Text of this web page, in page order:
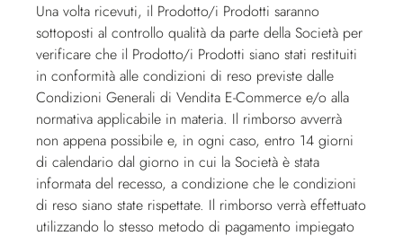
Una volta ricevuti, il Prodotto/i Prodotti saranno
sottoposti al controllo qualità da parte della Società per
verificare che il Prodotto/i Prodotti siano stati restituiti
in conformità alle condizioni di reso previste dalle
Condizioni Generali di Vendita E-Commerce e/o alla
normativa applicabile in materia. Il rimborso avverrà
non appena possibile e, in ogni caso, entro 14 giorni
di calendario dal giorno in cui la Società è stata
informata del recesso, a condizione che le condizioni
di reso siano state rispettate. Il rimborso verrà effettuato
utilizzando lo stesso metodo di pagamento impiegato